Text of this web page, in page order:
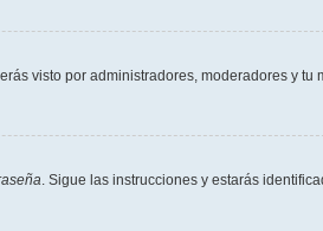
visto por administradores, moderadores y tu
. Sigue las instrucciones y estarás